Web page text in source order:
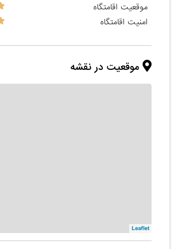
موقعیت اقامتگاه
امنیت اقامتگاه
موقعیت در نقشه
Leaflet